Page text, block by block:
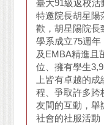
臺大91級返校活
特邀院長胡星陽
歡，胡星陽院長
學系成立75週
及EMBA精進且
位、擁有學生
上皆有卓越的
程、爭取許多跨
友間的互動，舉
社會的社服活動